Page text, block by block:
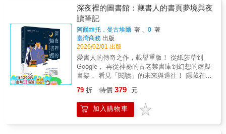
也非回溯過往，述說一人出版在日本的現狀與
發展脈絡。它主要是梳理經驗，提供『決心試
試看』、『仍有個人出版夢』的人，必要的現
場知識與資訊；以及在付諸行動之前、過程
中，必須經歷的選項和誠實檢視。」
&mdash;&mdash;丁名慶〈中文版導讀〉 & 行
家推薦 & 丁名慶（資深出版人） A編工事中
（出版知識推廣社群） 出版魯蛇碎碎念（出版
行銷人氣社群） 封德屏（文訊雜誌社社長兼總
編輯） 洪沛澤（現流冊店創辦人） 陳夏民
（comma books總編輯） 塗思真（大製造公司
總經理、資深印務） 楊宗翰（國北教大語創系
副教授） 廖小子（封面設計師）
者、書店人、出版行銷、文化場館工作者不容
錯過！周婉湘以旅人和觀察者的角度，帶著幼
兒發展與幼兒文學研究專業，二十年來遨遊探
索美國各地博物館、美術館、圖書館、書店等
的「童書角」，洞察故事印刷出版之後，延續
與擴散出去的新生命與可能性。全書共3大篇24
章和附錄，集結40處以上以童書為主軸的文化
場館、書店與展覽的觀察與思考，帶讀者走進
將經典圖畫書《月亮，晚安》的房間打造成真
的兒童文學館；在高栗的故居沉浸於他筆下的
稀童書手稿與古本的公共圖書館，大開眼界；
走進專屬通道，和小孩一起通往如野獸國般意
境的獨立書店⋯⋯文末更有特別邀稿，精選報
深夜裡的圖書館：藏書人的書頁夢境與夜
讀筆記
阿爾維托．曼古埃爾 著 、0 著
臺灣商務 出版
2026/02/01 出版
愛書人的傳奇之作，載譽重版！ 從紙莎草到
Google， 再從神祕的古老禁書庫到幻想的虛擬
書架， 看見「閱讀」的未來與過往！ 隱藏在神
書館，是如何建立起人類對圖書館的想像？ 以
書名字母來編排、用作者名字當標準、把類似
主題放一起&hellip;&hellip;是誰規定圖書館藏書
79 折 特價 379 元
加入購物車